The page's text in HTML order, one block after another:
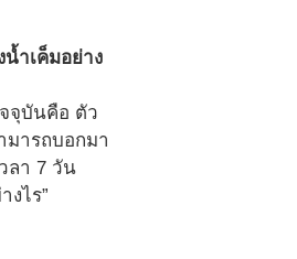
ำเค็มอย่าง
จุบันคือ ตัว
มารถบอกมา
ลา 7 วัน
ไร”